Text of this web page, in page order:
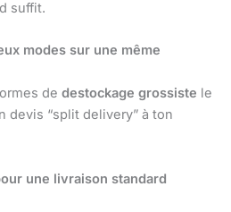
suffit.
modes sur une même
de destockage grossiste le
devis “split delivery” à ton
une livraison standard